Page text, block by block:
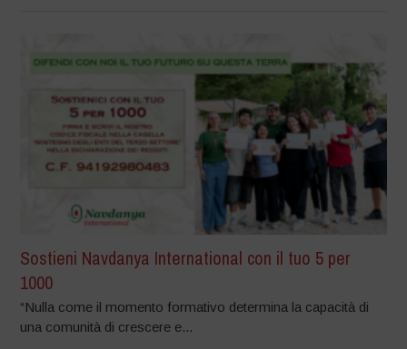
Sostieni Navdanya International con il tuo 5 per
1000
“Nulla come il momento formativo determina la capacità di
una comunità di crescere e...